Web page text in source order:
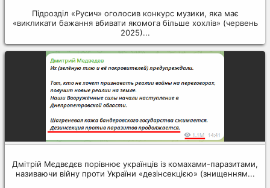
Підрозділ «Русич» оголосив конкурс музики, яка має
«викликати бажання вбивати якомога більше хохлів» (червень
2025)...
Дмітрій Мєдвєдєв порівнює українців із комахами-паразитами,
називаючи війну проти України «дезінсекцією» (знищенням...